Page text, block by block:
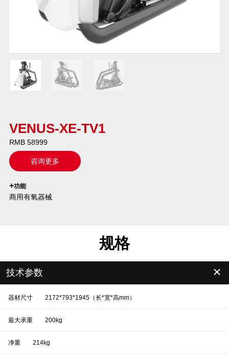
VENUS-XE-TV1
RMB 58999
咨询更多
`
+功能
商用有氧器械
规格
技术参数 ＋
器材尺寸 2172*793*1945（长*宽*高mm）
最大承重 200kg
净重 214kg